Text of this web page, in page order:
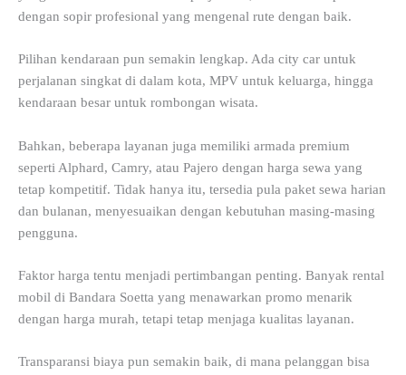
dengan sopir profesional yang mengenal rute dengan baik.
Pilihan kendaraan pun semakin lengkap. Ada city car untuk
perjalanan singkat di dalam kota, MPV untuk keluarga, hingga
kendaraan besar untuk rombongan wisata.
Bahkan, beberapa layanan juga memiliki armada premium
seperti Alphard, Camry, atau Pajero dengan harga sewa yang
tetap kompetitif. Tidak hanya itu, tersedia pula paket sewa harian
dan bulanan, menyesuaikan dengan kebutuhan masing-masing
pengguna.
Faktor harga tentu menjadi pertimbangan penting. Banyak rental
mobil di Bandara Soetta yang menawarkan promo menarik
dengan harga murah, tetapi tetap menjaga kualitas layanan.
Transparansi biaya pun semakin baik, di mana pelanggan bisa